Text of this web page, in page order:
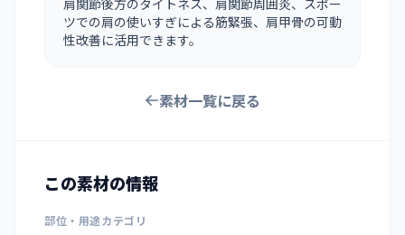
肩関節後方のタイトネス、肩関節周囲炎、スポー
ツでの肩の使いすぎによる筋緊張、肩甲骨の可動
性改善に活用できます。
素材一覧に戻る
この素材の情報
部位・用途カテゴリ